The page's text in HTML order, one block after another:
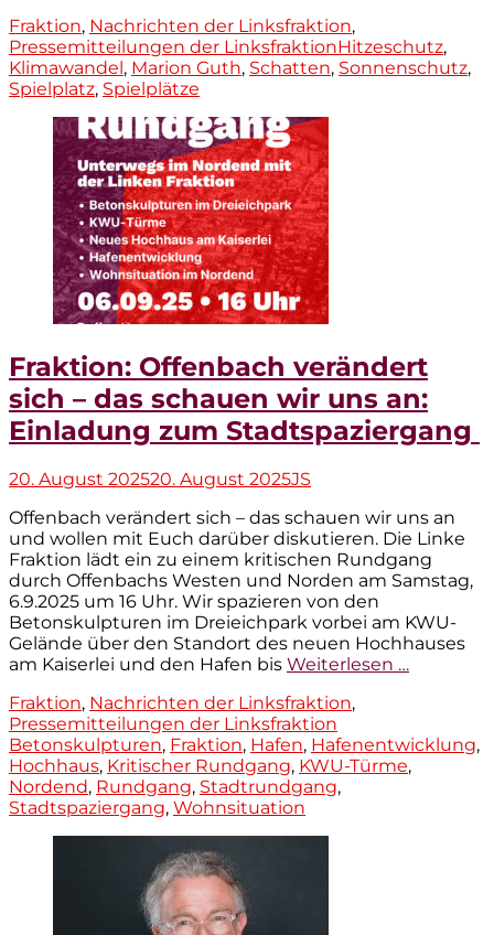
Kategorien
Fraktion, Nachrichten der Linksfraktion,
Pressemitteilungen der LinksfraktionTags
Hitzeschutz,
Klimawandel, Marion Guth, Schatten, Sonnenschutz,
Spielplatz, Spielplätze
Fraktion: Offenbach verändert
sich – das schauen wir uns an:
Einladung zum Stadtspaziergang
Veröffentlicht
20. August 202520. August 2025Autor
JS
Offenbach verändert sich – das schauen wir uns an
und wollen mit Euch darüber diskutieren. Die Linke
Fraktion lädt ein zu einem kritischen Rundgang
durch Offenbachs Westen und Norden am Samstag,
6.9.2025 um 16 Uhr. Wir spazieren von den
Betonskulpturen im Dreieichpark vorbei am KWU-
Gelände über den Standort des neuen Hochhauses
am Kaiserlei und den Hafen bis Weiterlesen …
Kategorien
Fraktion, Nachrichten der Linksfraktion,
Pressemitteilungen der Linksfraktion
Betonskulpturen, Fraktion, Hafen, Hafenentwicklung,
Hochhaus, Kritischer Rundgang, KWU-Türme,
Nordend, Rundgang, Stadtrundgang,
Stadtspaziergang, Wohnsituation